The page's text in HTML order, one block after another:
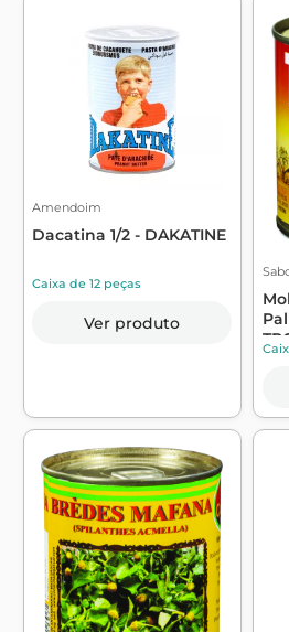
Amendoim
Dacatina 1/2 - DAKATINE
Caixa de 12 peças
Ver produto